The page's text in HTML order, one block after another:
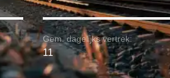
Gem. dagelijks vertrek:
11